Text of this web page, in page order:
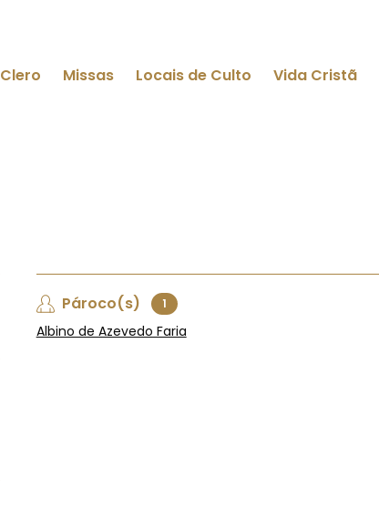
Clero Missas Locais de Culto Vida Cristã
Pároco(s) 1
Albino de Azevedo Faria